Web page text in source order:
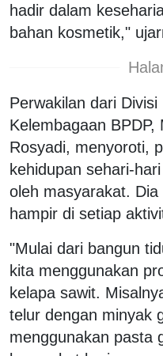
hadir dalam
bahan kosmetik,"
Perwakilan dari
Kelembagaan
Rosyadi, menyoroti,
kehidupan sehari-
oleh masyarakat.
hampir di setiap
"Mulai dari bangun
kita menggunakan
kelapa sawit.
telur dengan minyak
menggunakan pasta